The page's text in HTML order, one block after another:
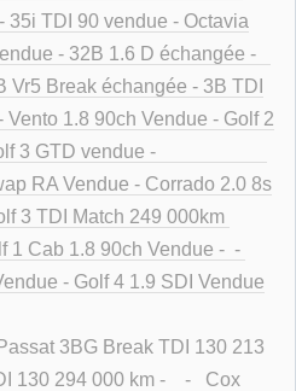
35i TDI 90 vendue - Octavia
- 32B 1.6 D échangée -
échangée - 3B TDI
Vento 1.8 90ch Vendue - Golf 2
Golf 3 GTD vendue -
RA Vendue - Corrado 2.0 8s
3 TDI Match 249 000km
1 Cab 1.8 90ch Vendue - -
- Golf 4 1.9 SDI Vendue
Break TDI 130 213
130 294 000 km - - Cox